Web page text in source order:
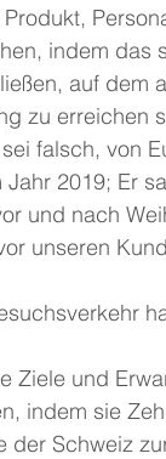
indem
auf dem
zu erreichen
falsch, von
2019; Er
und nach
unseren
Ziele und
indem sie
der Schweiz